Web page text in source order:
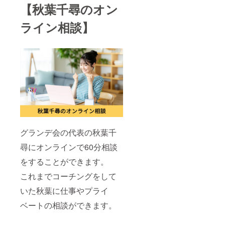
【秋葉千尋のオン
ライン相談】
グランデ会の代表の秋葉千
尋にオンラインで60分相談
をすることができます。
これまでコーチングをして
いた秋葉に仕事やプライ
ベートの相談ができます。